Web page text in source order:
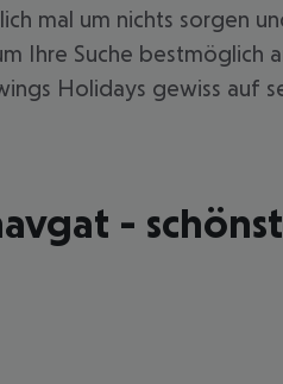
mal um nichts
Ihre Suche
Holidays gewiss auf
-